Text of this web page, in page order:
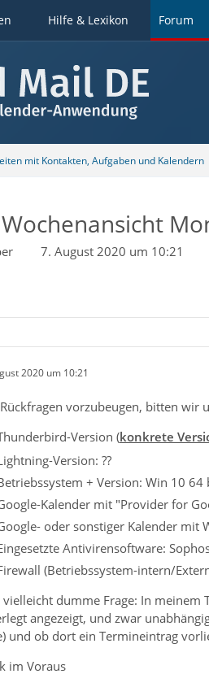
Hilfe & Lexikon Forum
mit Kontakten, Aufgaben und Kalendern
7. August 2020 um 10:21
2020 um 10:21
vorzubeugen, bitten wir
Version (konkrete
Version: ??
+ Version: Win 10 64
Kalender mit "Provider for
oder sonstiger Kalender mit
Antivirensoftware:
(Betriebssystem-intern/
vielleicht dumme Frage: In
angezeigt, und zwar
und ob dort ein Termineintrag
im Voraus